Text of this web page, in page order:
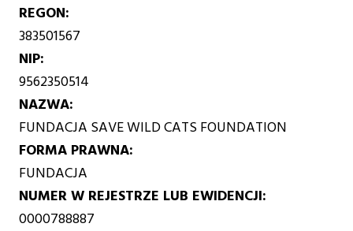
REGON
383501567
NIP
9562350514
NAZWA
FUNDACJA SAVE WILD CATS FOUNDATION
FORMA PRAWNA
FUNDACJA
NUMER W REJESTRZE LUB EWIDENCJI
0000788887